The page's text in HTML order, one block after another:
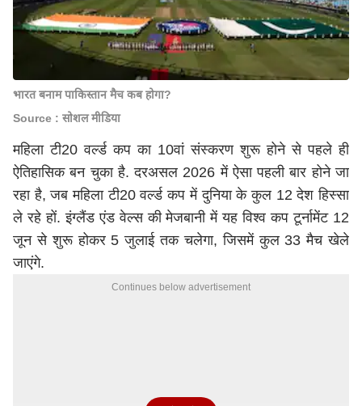
भारत बनाम पाकिस्तान मैच कब होगा?
Source : सोशल मीडिया
महिला टी20 वर्ल्ड कप का 10वां संस्करण शुरू होने से पहले ही
ऐतिहासिक बन चुका है. दरअसल 2026 में ऐसा पहली बार होने जा
रहा है, जब महिला टी20 वर्ल्ड कप में दुनिया के कुल 12 देश हिस्सा
ले रहे हों. इंग्लैंड एंड वेल्स की मेजबानी में यह विश्व कप टूर्नामेंट 12
जून से शुरू होकर 5 जुलाई तक चलेगा, जिसमें कुल 33 मैच खेले
जाएंगे.
Continues below advertisement